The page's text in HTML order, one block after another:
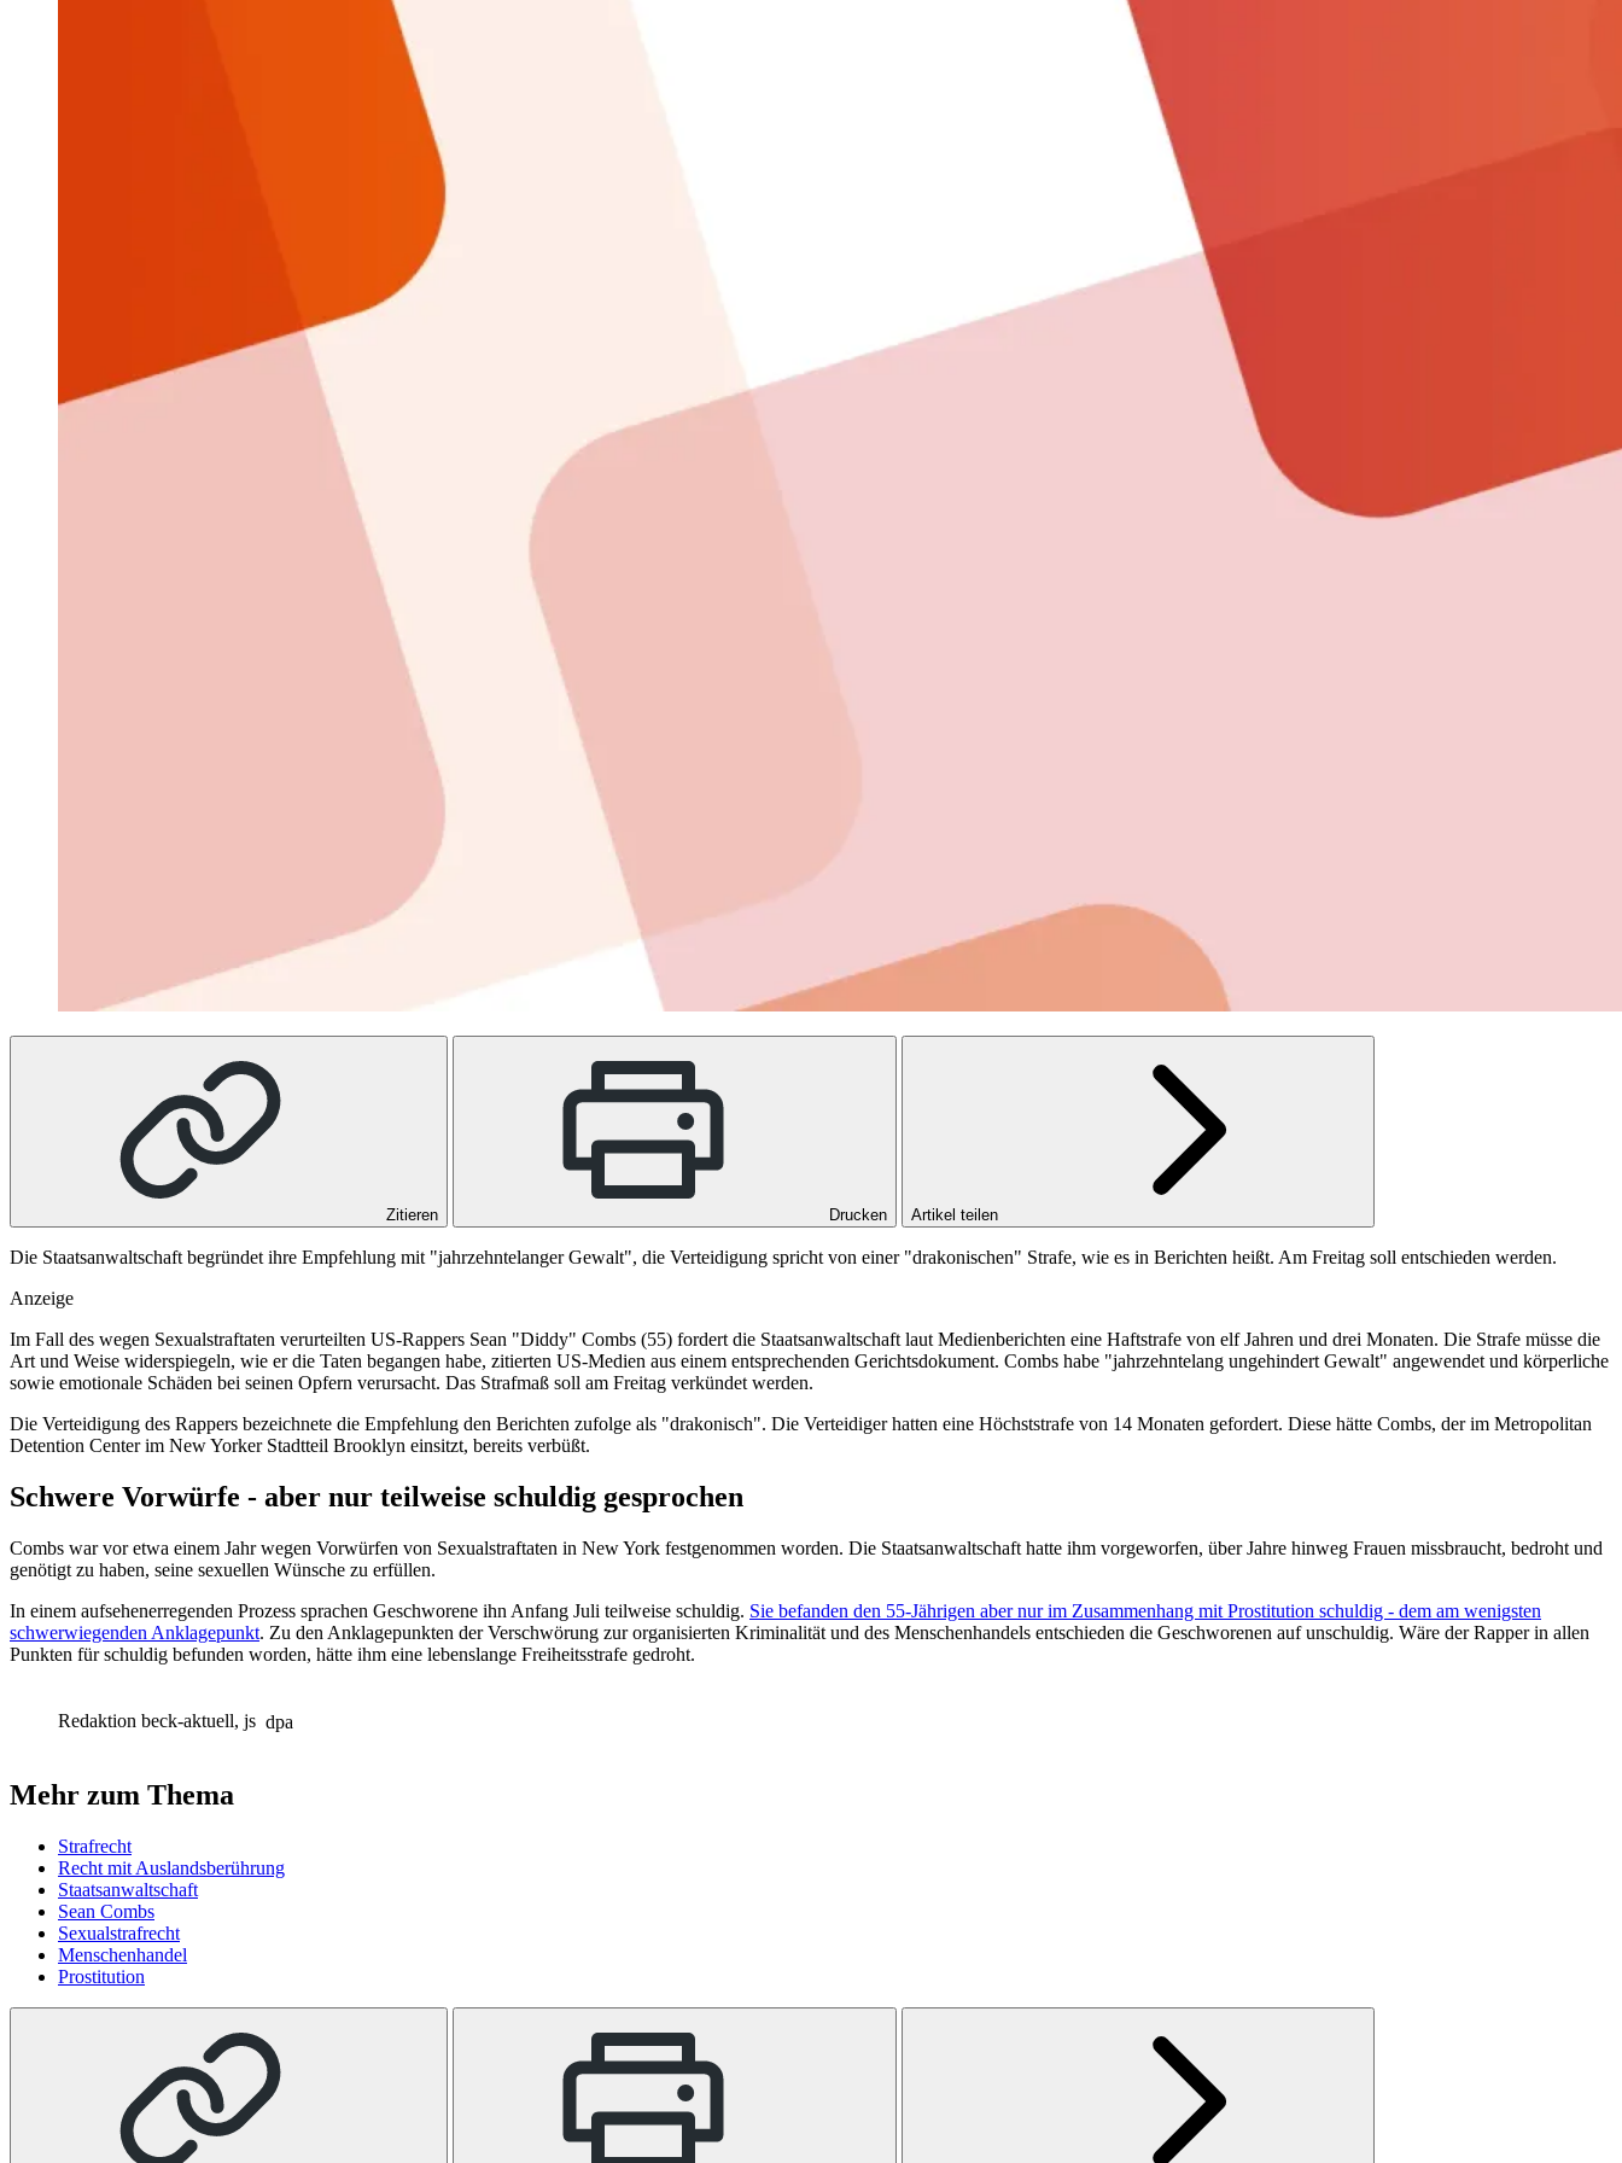
Zitieren Drucken Artikel teilen
Die Staatsanwaltschaft begründet ihre Empfehlung mit "jahrzehntelanger Gewalt", die Verteidigung spricht von einer "drakonischen" Strafe, wie es in Berichten heißt. Am Freitag soll entschieden werden.
Anzeige
Im Fall des wegen Sexualstraftaten verurteilten US-Rappers Sean "Diddy" Combs (55) fordert die Staatsanwaltschaft laut Medienberichten eine Haftstrafe von elf Jahren und drei Monaten. Die Strafe müsse die
Art und Weise widerspiegeln, wie er die Taten begangen habe, zitierten US-Medien aus einem entsprechenden Gerichtsdokument. Combs habe "jahrzehntelang ungehindert Gewalt" angewendet und körperliche
sowie emotionale Schäden bei seinen Opfern verursacht. Das Strafmaß soll am Freitag verkündet werden.
Die Verteidigung des Rappers bezeichnete die Empfehlung den Berichten zufolge als "drakonisch". Die Verteidiger hatten eine Höchststrafe von 14 Monaten gefordert. Diese hätte Combs, der im Metropolitan
Detention Center im New Yorker Stadtteil Brooklyn einsitzt, bereits verbüßt.
Schwere Vorwürfe - aber nur teilweise schuldig gesprochen
Combs war vor etwa einem Jahr wegen Vorwürfen von Sexualstraftaten in New York festgenommen worden. Die Staatsanwaltschaft hatte ihm vorgeworfen, über Jahre hinweg Frauen missbraucht, bedroht und
genötigt zu haben, seine sexuellen Wünsche zu erfüllen.
In einem aufsehenerregenden Prozess sprachen Geschworene ihn Anfang Juli teilweise schuldig. Sie befanden den 55-Jährigen aber nur im Zusammenhang mit Prostitution schuldig - dem am wenigsten
schwerwiegenden Anklagepunkt. Zu den Anklagepunkten der Verschwörung zur organisierten Kriminalität und des Menschenhandels entschieden die Geschworenen auf unschuldig. Wäre der Rapper in allen
Punkten für schuldig befunden worden, hätte ihm eine lebenslange Freiheitsstrafe gedroht.
Redaktion beck-aktuell, js dpa
Mehr zum Thema
Strafrecht
Recht mit Auslandsberührung
Staatsanwaltschaft
Sean Combs
Sexualstrafrecht
Menschenhandel
Prostitution